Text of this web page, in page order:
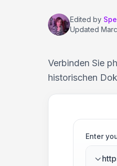
Edited by
Updated
Verbinden Sie
historischen
Enter